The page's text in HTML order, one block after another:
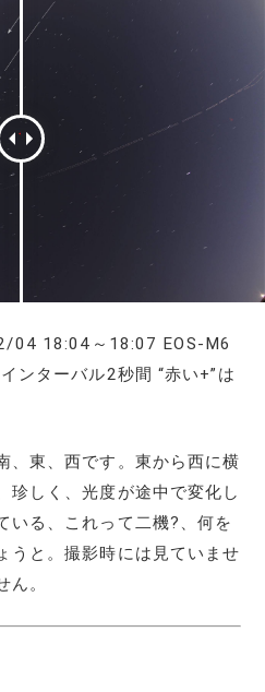
18:04～18:07 EOS-M6
ンターバル2秒間 “赤い+”は
、東、西です。東から西に横
珍しく、光度が途中で変化し
いる、これって二機?、何を
うと。撮影時には見ていませ
。